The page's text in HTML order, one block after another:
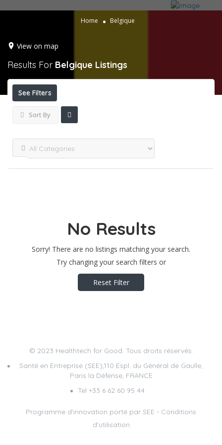
Home Belgique
View on map
Results For Belgique Listings
See Filters
Sort By
No Results
Sorry! There are no listings matching your search.
Try changing your search filters or
Reset Filter
© 2023 Healthtech for Good. Tous droits réservés.
Santé en Entreprise (SEE),110 Espl. du Général de Gaulle,
Paris la Défense, FRANCE
Tel +33 6 62 60 95 44
Programme d’innovation porté par SEE - Conditions
d'utilisation